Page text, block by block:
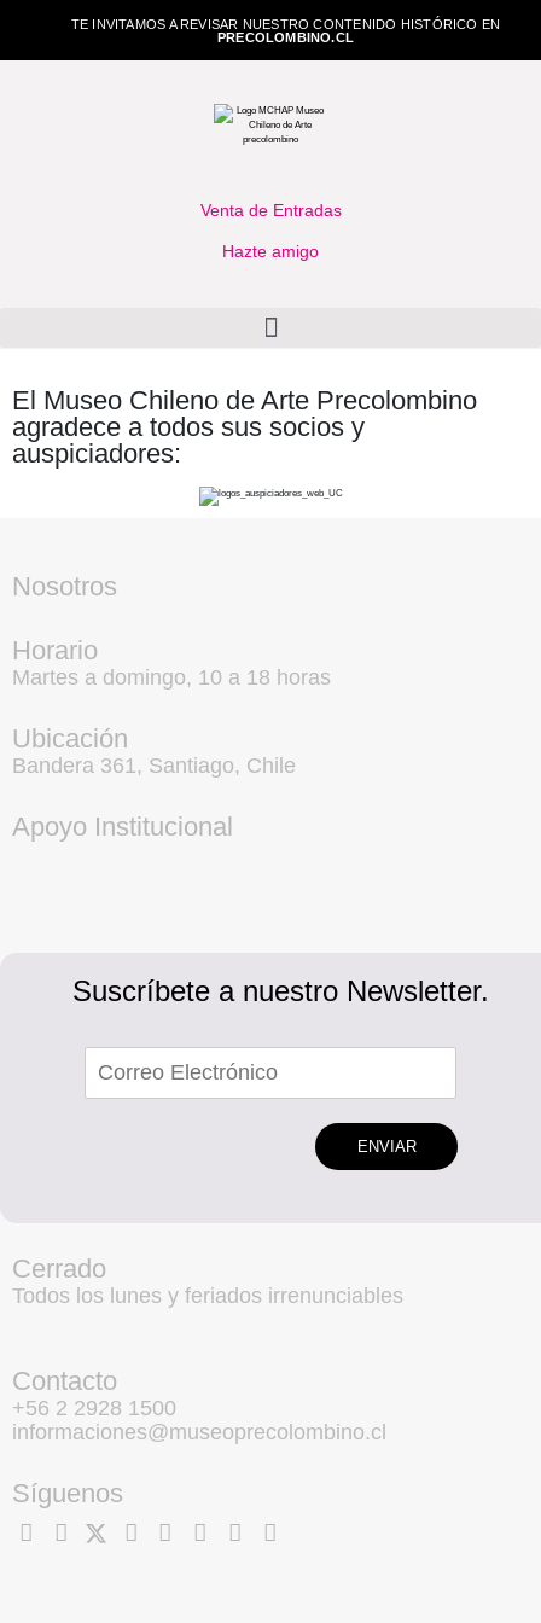
TE INVITAMOS A REVISAR NUESTRO CONTENIDO HISTÓRICO EN
PRECOLOMBINO.CL
Venta de Entradas
Hazte amigo
El Museo Chileno de Arte Precolombino
agradece a todos sus socios y
auspiciadores:
Nosotros
Horario
Martes a domingo, 10 a 18 horas
Ubicación
Bandera 361, Santiago, Chile
Apoyo Institucional
Suscríbete a nuestro Newsletter.
ENVIAR
Cerrado
Todos los lunes y feriados irrenunciables
Contacto
+56 2 2928 1500
informaciones@museoprecolombino.cl
Síguenos